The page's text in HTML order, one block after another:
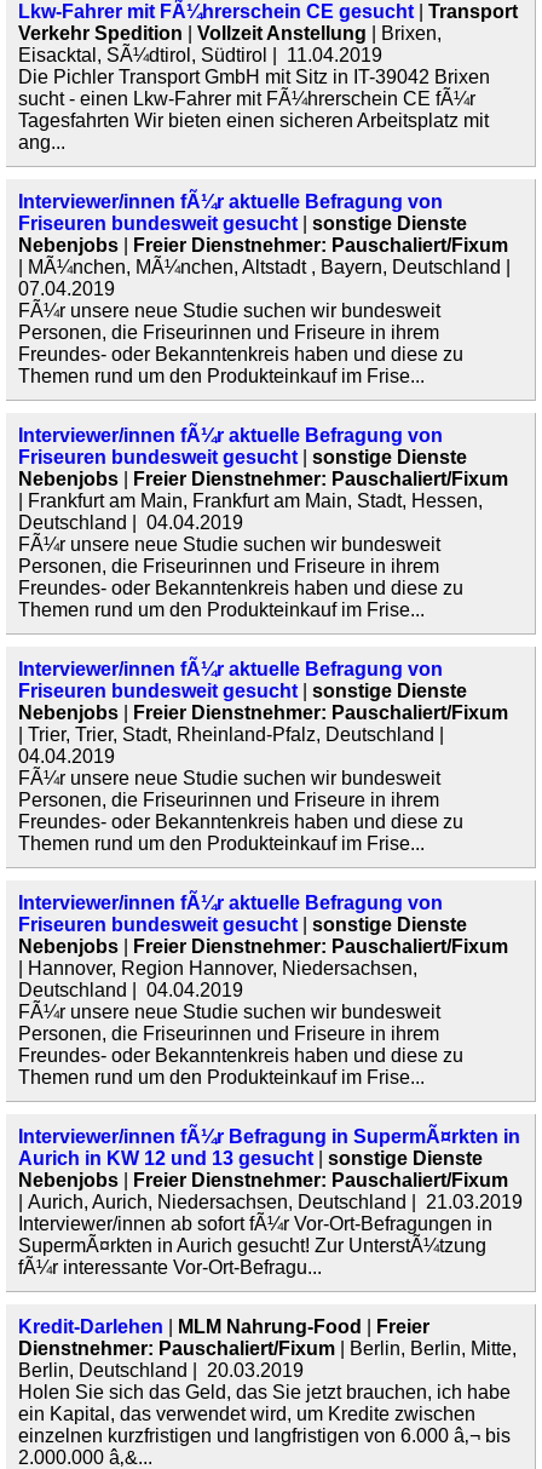
Lkw-Fahrer mit FÃ¼hrerschein CE gesucht
Transport
Verkehr Spedition
Vollzeit Anstellung | Brixen,
Eisacktal, SÃ¼dtirol, Südtirol | 11.04.2019
Die Pichler Transport GmbH mit Sitz in IT-39042 Brixen
sucht - einen Lkw-Fahrer mit FÃ¼hrerschein CE fÃ¼r
Tagesfahrten Wir bieten einen sicheren Arbeitsplatz mit
ang...
Interviewer/innen fÃ¼r aktuelle Befragung von
Friseuren bundesweit gesucht
sonstige Dienste
Nebenjobs
Freier Dienstnehmer: Pauschaliert/Fixum
| MÃ¼nchen, MÃ¼nchen, Altstadt , Bayern, Deutschland |
07.04.2019
FÃ¼r unsere neue Studie suchen wir bundesweit
Personen, die Friseurinnen und Friseure in ihrem
Freundes- oder Bekanntenkreis haben und diese zu
Themen rund um den Produkteinkauf im Frise...
Interviewer/innen fÃ¼r aktuelle Befragung von
Friseuren bundesweit gesucht
sonstige Dienste
Nebenjobs
Freier Dienstnehmer: Pauschaliert/Fixum
| Frankfurt am Main, Frankfurt am Main, Stadt, Hessen,
Deutschland | 04.04.2019
FÃ¼r unsere neue Studie suchen wir bundesweit
Personen, die Friseurinnen und Friseure in ihrem
Freundes- oder Bekanntenkreis haben und diese zu
Themen rund um den Produkteinkauf im Frise...
Interviewer/innen fÃ¼r aktuelle Befragung von
Friseuren bundesweit gesucht
sonstige Dienste
Nebenjobs
Freier Dienstnehmer: Pauschaliert/Fixum
| Trier, Trier, Stadt, Rheinland-Pfalz, Deutschland |
04.04.2019
FÃ¼r unsere neue Studie suchen wir bundesweit
Personen, die Friseurinnen und Friseure in ihrem
Freundes- oder Bekanntenkreis haben und diese zu
Themen rund um den Produkteinkauf im Frise...
Interviewer/innen fÃ¼r aktuelle Befragung von
Friseuren bundesweit gesucht
sonstige Dienste
Nebenjobs
Freier Dienstnehmer: Pauschaliert/Fixum
| Hannover, Region Hannover, Niedersachsen,
Deutschland | 04.04.2019
FÃ¼r unsere neue Studie suchen wir bundesweit
Personen, die Friseurinnen und Friseure in ihrem
Freundes- oder Bekanntenkreis haben und diese zu
Themen rund um den Produkteinkauf im Frise...
Interviewer/innen fÃ¼r Befragung in SupermÃ¤rkten in
Aurich in KW 12 und 13 gesucht
sonstige Dienste
Nebenjobs
Freier Dienstnehmer: Pauschaliert/Fixum
| Aurich, Aurich, Niedersachsen, Deutschland | 21.03.2019
Interviewer/innen ab sofort fÃ¼r Vor-Ort-Befragungen in
SupermÃ¤rkten in Aurich gesucht! Zur UnterstÃ¼tzung
fÃ¼r interessante Vor-Ort-Befragu...
Kredit-Darlehen MLM Nahrung-Food
Freier
Dienstnehmer: Pauschaliert/Fixum | Berlin, Berlin, Mitte,
Berlin, Deutschland | 20.03.2019
Holen Sie sich das Geld, das Sie jetzt brauchen, ich habe
ein Kapital, das verwendet wird, um Kredite zwischen
einzelnen kurzfristigen und langfristigen von 6.000 â‚¬ bis
2.000.000 â‚&...